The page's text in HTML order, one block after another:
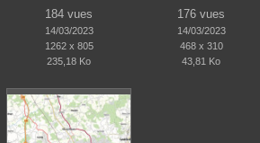
184 vues
14/03/2023
1262 x 805
235,18 Ko
176 vues
14/03/2023
468 x 310
43,81 Ko